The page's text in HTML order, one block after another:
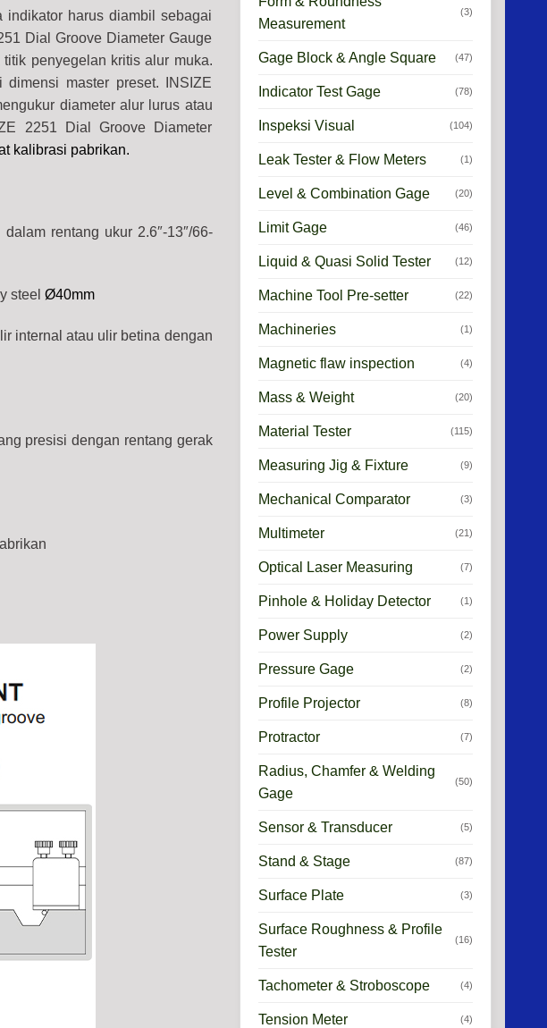
indikator harus diambil sebagai
Dial Groove Diameter Gauge
penyegelan kritis alur muka.
dimensi master preset. INSIZE
diameter alur lurus atau
2251 Dial Groove Diameter
kalibrasi pabrikan.
rentang ukur 2.6″-13″/66-
steelØ40mm
internal atau ulir betina dengan
presisi dengan rentang gerak
Measurement
(3)
Gage Block & Angle Square (47)
Indicator Test Gage (78)
Inspeksi Visual (104)
Leak Tester & Flow Meters (1)
Level & Combination Gage (20)
Limit Gage (46)
Liquid & Quasi Solid Tester (12)
Machine Tool Pre-setter (22)
Machineries (1)
Magnetic flaw inspection (4)
Mass & Weight (20)
Material Tester (115)
Measuring Jig & Fixture (9)
Mechanical Comparator (3)
Multimeter (21)
Optical Laser Measuring (7)
Pinhole & Holiday Detector (1)
Power Supply (2)
Pressure Gage (2)
Profile Projector (8)
Protractor (7)
Radius, Chamfer & Welding
Gage
(50)
Sensor & Transducer (5)
Stand & Stage (87)
Surface Plate (3)
Surface Roughness & Profile
Tester
(16)
Tachometer & Stroboscope (4)
Tension Meter (4)